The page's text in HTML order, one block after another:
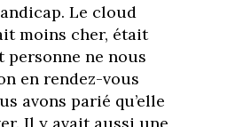
Le cloud
moins cher, était
ne nous
en rendez-vous
avons parié qu’elle
Il y avait aussi une